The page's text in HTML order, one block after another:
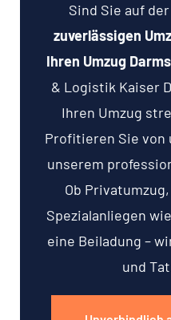
Sind Sie auf
zuverlässigen
Ihren Umzug
& Logistik Kaiser
Ihren Umzug
Profitieren Sie von
unserem
Ob
Spezialanliegen
eine Beiladung –
und